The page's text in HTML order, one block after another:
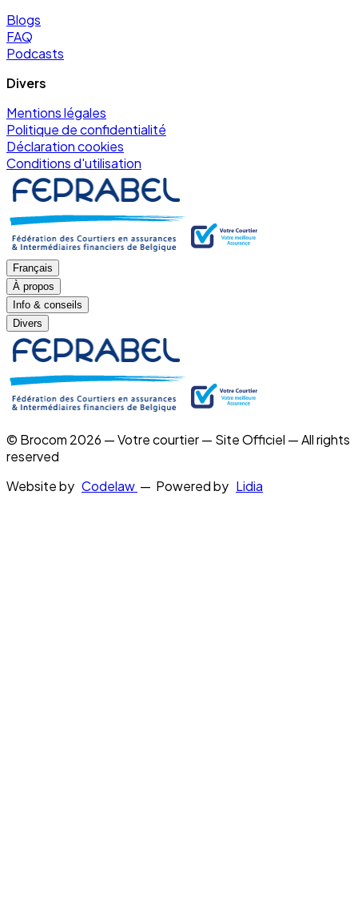
Blogs
FAQ
Podcasts
Divers
Mentions légales
Politique de confidentialité
Déclaration cookies
Conditions d'utilisation
Français
À propos
Info & conseils
Divers
© Brocom 2026 — Votre courtier — Site Officiel — All rights
reserved
Website by Codelaw — Powered by Lidia